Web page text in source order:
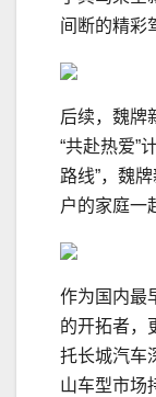
间断的精彩
后续，魏牌
“共赴热爱”
路线”，魏
户的家庭一
作为国内最
的开拓者，
托长城汽车
山车型市场